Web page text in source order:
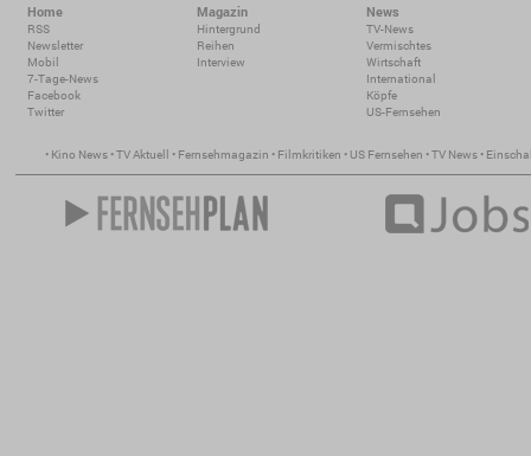
Home
RSS
Newsletter
Mobil
7-Tage-News
Facebook
Twitter
Magazin
Hintergrund
Reihen
Interview
News
TV-News
Vermischtes
Wirtschaft
International
Köpfe
US-Fernsehen
• Kino News •TV Aktuell • Fernsehmagazin • Filmkritiken • US Fernsehen •TV News •